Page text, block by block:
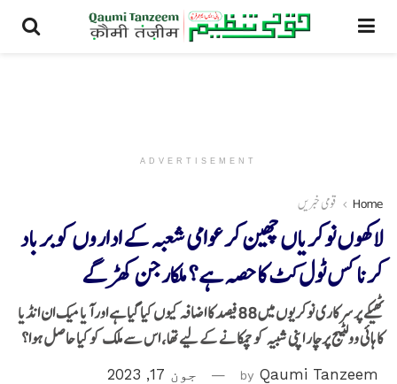
ADVERTISEMENT
Home قومی خبریں
لاکھوں نوکریاں چھین کر عوامی شعبہ کے اداروں کو برباد
کرنا کس ٹول کٹ کا حصہ ہے؟ ملکارجن کھڑگے
ٹھیکے پر سرکاری نوکریوں میں 88 فیصد کا اضافہ کیوں کیا گیا ہے اور آیا میک ان انڈیا
کا ہائی وولٹیج پرچار اپنی شبیہ کو چمکانے کے لیے تھا، اس سے ملک کو کیا حاصل ہوا؟
by Qaumi Tanzeem جون 17, 2023